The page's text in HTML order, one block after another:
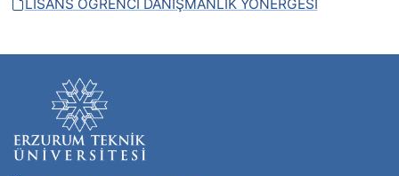
LİSANS ÖĞRENCİ DANIŞMANLIK YÖNERGESİ